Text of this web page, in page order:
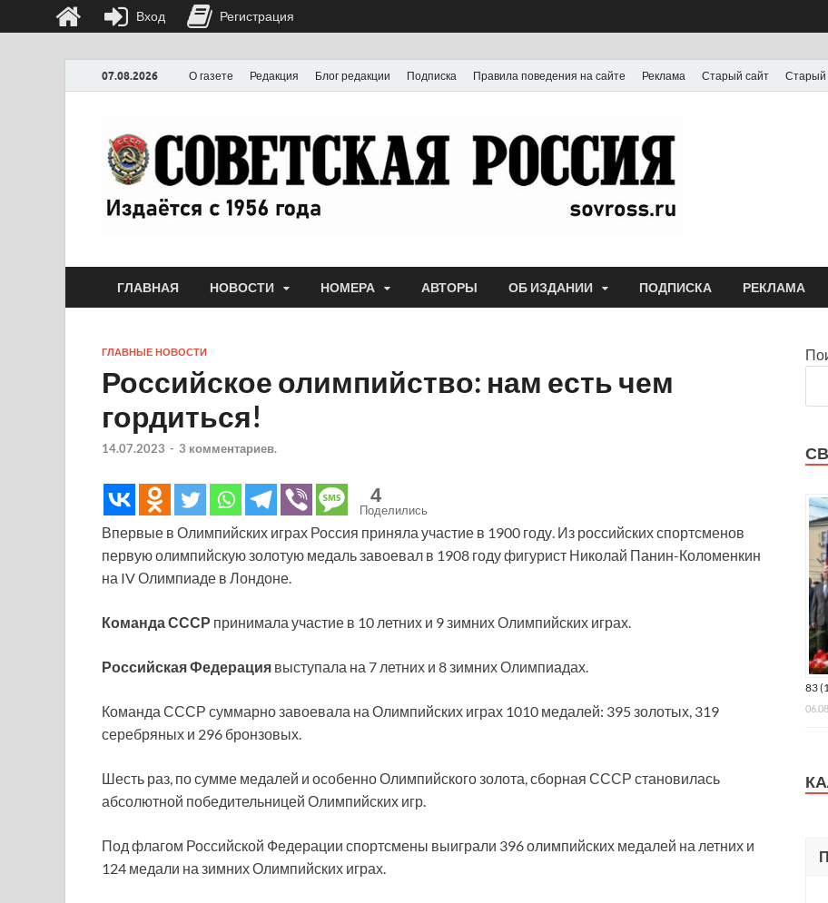
07.08.2026 О газете Редакция Блог редакции Подписка Правила поведения на сайте Реклама Старый сайт Старый
Выпускается с июля
ГЛАВНАЯ НОВОСТИ НОМЕРА АВТОРЫ ОБ ИЗДАНИИ ПОДПИСКА РЕКЛАМА
ГЛАВНЫЕ НОВОСТИ
Российское олимпийство: нам есть чем
гордиться!
14.07.2023 - 3 комментариев.
4
Поделились
Впервые в Олимпийских играх Россия приняла участие в 1900 году. Из российских спортсменов
первую олимпийскую золотую медаль завоевал в 1908 году фигурист Николай Панин-Коломенкин
на IV Олимпиаде в Лондоне.
КомандаСССР принимала участие в 10 летних и 9 зимних Олимпийских играх.
Российская Федерация выступала на 7 летних и 8 зимних Олимпиадах.
Команда СССР суммарно завоевала на Олимпийских играх 1010 медалей: 395 золотых, 319
серебряных и 296 бронзовых.
Шесть раз, по сумме медалей и особенно Олимпийского золота, сборная СССР становилась
абсолютной победительницей Олимпийских игр.
Под флагом Российской Федерации спортсмены выиграли 396 олимпийских медалей на летних и
124 медали на зимних Олимпийских играх.
83
Вход Регистрация